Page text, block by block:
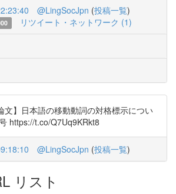
@LingSocJpn (投稿一覧)
リツイート・ネットワーク (1)
文】日本語の移動動詞の対格標示につい
https://t.co/Q7Uq9KRkt8
@LingSocJpn (投稿一覧)
リスト